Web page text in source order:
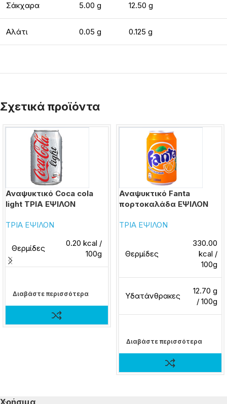
Σάκχαρα 5.00 g 12.50 g
Αλάτι 0.05 g 0.125 g
Σχετικά προϊόντα
Αναψυκτικό Coca cola
light ΤΡΙΑ ΕΨΙΛΟΝ
ΤΡΙΑ ΕΨΙΛΟΝ
Θερμίδες
0.20 kcal /
100g
Διαβάστε περισσότερα
Αναψυκτικό Fanta
πορτοκαλάδα ΕΨΙΛΟΝ
ΤΡΙΑ ΕΨΙΛΟΝ
Θερμίδες
330.00
kcal /
100g
Υδατάνθρακες
12.70 g
/ 100g
Διαβάστε περισσότερα
Χρήσιμα